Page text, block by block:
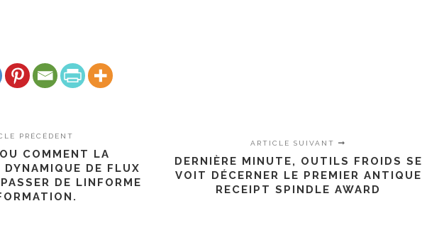
PRÉCÉDENT
COMMENT LA
DYNAMIQUE DE FLUX
DE LINFORME
ARTICLE SUIVANT
DERNIÈRE MINUTE, OUTILS FROIDS SE
VOIT DÉCERNER LE PREMIER ANTIQUE
RECEIPT SPINDLE AWARD